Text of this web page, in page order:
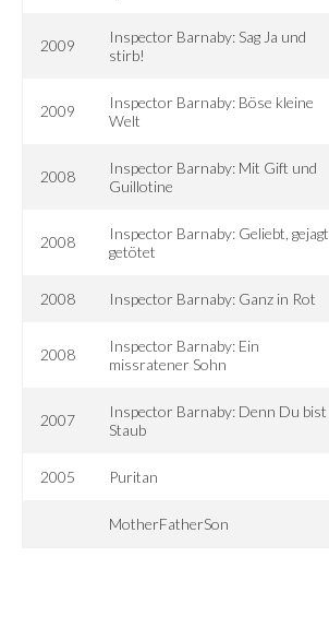
2009
Inspector Barnaby: Sag Ja und
stirb!
2009
Inspector Barnaby: Böse kleine
Welt
2008
Inspector Barnaby: Mit Gift und
Guillotine
2008
Inspector Barnaby: Geliebt, gejagt,
getötet
2008 Inspector Barnaby: Ganz in Rot
2008
Inspector Barnaby: Ein
missratener Sohn
2007
Inspector Barnaby: Denn Du bist
Staub
2005 Puritan
MotherFatherSon